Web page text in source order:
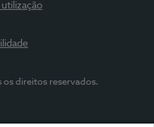
utilização
os direitos reservados.